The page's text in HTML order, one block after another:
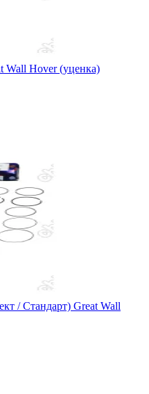
Wall Hover (уценка)
/ Стандарт) Great Wall